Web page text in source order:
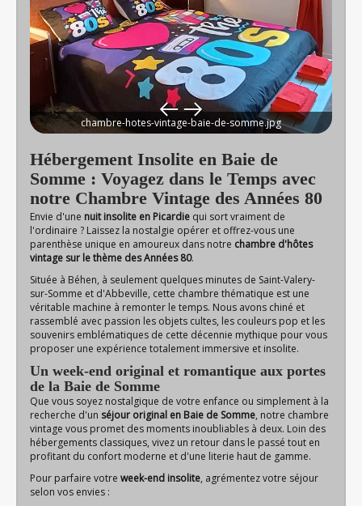
chambre-hotes-vintage-baie-de-somme.jpg
Hébergement Insolite en Baie de
Somme : Voyagez dans le Temps avec
notre Chambre Vintage des Années 80
Envie d'une nuit insolite en Picardie qui sort vraiment de
l'ordinaire ? Laissez la nostalgie opérer et offrez-vous une
parenthèse unique en amoureux dans notre chambre d'hôtes
vintage sur le thème des Années 80.
Située à Béhen, à seulement quelques minutes de Saint-Valery-
sur-Somme et d'Abbeville, cette chambre thématique est une
véritable machine à remonter le temps. Nous avons chiné et
rassemblé avec passion les objets cultes, les couleurs pop et les
souvenirs emblématiques de cette décennie mythique pour vous
proposer une expérience totalement immersive et insolite.
Un week-end original et romantique aux portes
de la Baie de Somme
Que vous soyez nostalgique de votre enfance ou simplement à la
recherche d'un séjour original en Baie de Somme, notre chambre
vintage vous promet des moments inoubliables à deux. Loin des
hébergements classiques, vivez un retour dans le passé tout en
profitant du confort moderne et d'une literie haut de gamme.
Pour parfaire votre week-end insolite, agrémentez votre séjour
selon vos envies :